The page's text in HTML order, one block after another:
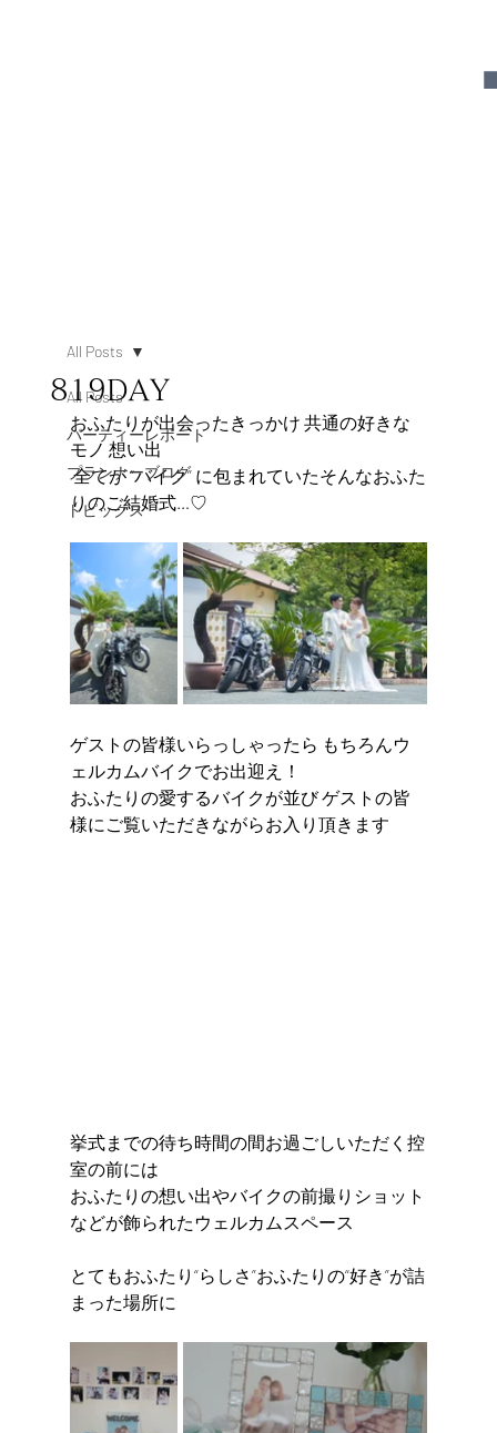
All Posts
パーティーレポート
プランナーブログ
トピックス
All Posts
819DAY
おふたりが出会ったきっかけ 共通の好きな
モノ 想い出
全てが “バイク” に包まれていたそんなおふた
りのご結婚式…♡
ゲストの皆様いらっしゃったら もちろんウ
ェルカムバイクでお出迎え！
おふたりの愛するバイクが並び ゲストの皆
様にご覧いただきながらお入り頂きます
挙式までの待ち時間の間お過ごしいただく控
室の前には
おふたりの想い出やバイクの前撮りショット
などが飾られたウェルカムスペース
とてもおふたり“らしさ”おふたりの“好き”が詰
まった場所に